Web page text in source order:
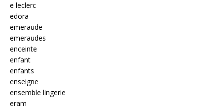
e leclerc
edora
emeraude
emeraudes
enceinte
enfant
enfants
enseigne
ensemble lingerie
eram